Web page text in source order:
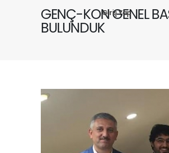
Giriş Yap
GENÇ-KON GENEL
BULUNDUK